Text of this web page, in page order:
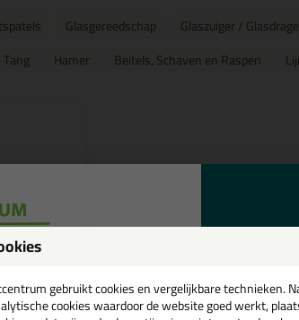
Glasgereedschap Glaszuiger /
Tang Hamer Beitels, Schaven en Raspen
gebruikt cookies en vergelijkbare technieken.
cookies waardoor de website goed werkt,
💚